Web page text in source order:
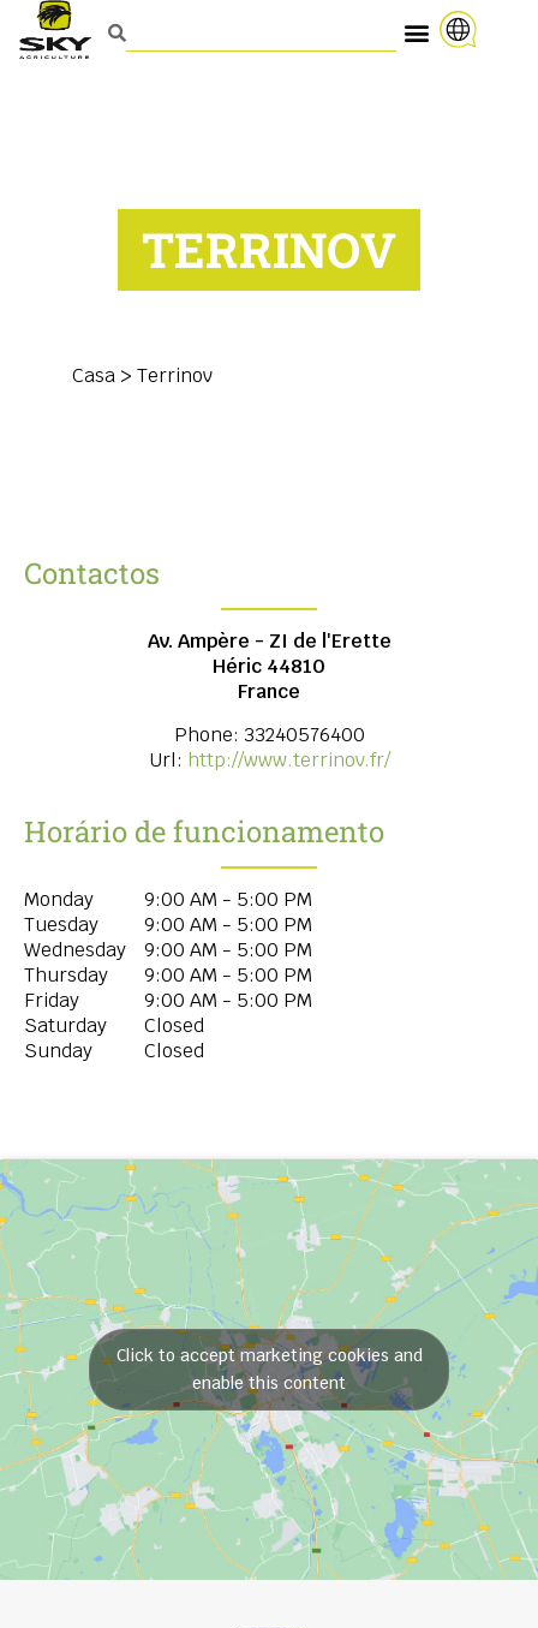
TERRINOV
Casa > Terrinov
Contactos
Av. Ampère - ZI de l'Erette
Héric 44810
France
Phone: 33240576400
Url: http://www.terrinov.fr/
Horário de funcionamento
Monday
9:00 AM - 5:00 PM
Tuesday
9:00 AM - 5:00 PM
Wednesday
9:00 AM - 5:00 PM
Thursday
9:00 AM - 5:00 PM
Friday
9:00 AM - 5:00 PM
Saturday
Closed
Sunday
Closed
Click to accept marketing cookies and
enable this content